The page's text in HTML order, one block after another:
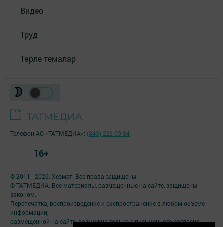
Видео
Труд
Төрле темалар
© 2011 - 2026. Хезмәт. Все права защищены.
© ТАТМЕДИА. Все материалы, размещенные на сайте, защищены
законом.
Перепечатка, воспроизведение и распространение в любом объеме
информации,
размещенной на сайте, возможна только с письменного согласия
Телефон АО «ТАТМЕДИА»: (843) 222 09 84
16+